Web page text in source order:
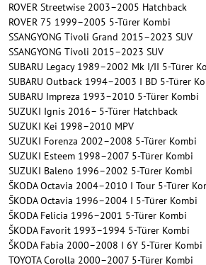
ROVER Streetwise 2003–2005 Hatchback
ROVER 75 1999–2005 5-Türer Kombi
SSANGYONG Tivoli Grand 2015–2023 SUV
SSANGYONG Tivoli 2015–2023 SUV
SUBARU Legacy 1989–2002 Mk I/II 5-Türer
SUBARU Outback 1994–2003 I BD 5-Türer
SUBARU Impreza 1993–2010 5-Türer Kombi
SUZUKI Ignis 2016– 5-Türer Hatchback
SUZUKI Kei 1998–2010 MPV
SUZUKI Forenza 2002–2008 5-Türer Kombi
SUZUKI Esteem 1998–2007 5-Türer Kombi
SUZUKI Baleno 1996–2002 5-Türer Kombi
ŠKODA Octavia 2004–2010 I Tour 5-Türer
ŠKODA Octavia 1996–2004 I 5-Türer Kombi
ŠKODA Felicia 1996–2001 5-Türer Kombi
ŠKODA Favorit 1993–1994 5-Türer Kombi
ŠKODA Fabia 2000–2008 I 6Y 5-Türer Kombi
TOYOTA Corolla 2000–2007 5-Türer Kombi